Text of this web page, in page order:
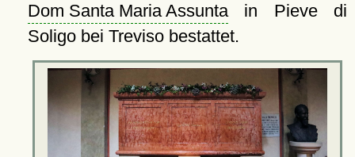
Dom Santa Maria Assuntain Pieve di
Soligo bei Treviso bestattet.